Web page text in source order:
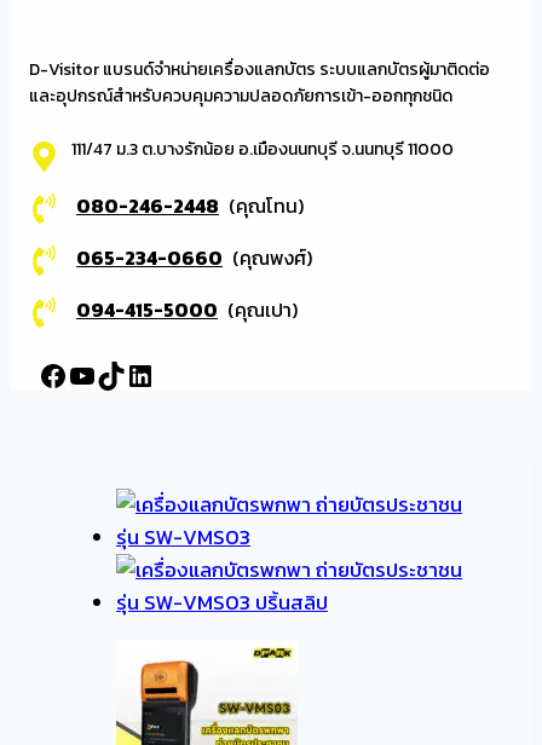
D-Visitor แบรนด์จำหน่ายเครื่องแลกบัตร ระบบแลกบัตรผู้มาติดต่อ
และอุปกรณ์สำหรับควบคุมความปลอดภัยการเข้า-ออกทุกชนิด
111/47 ม.3 ต.บางรักน้อย อ.เมืองนนทบุรี จ.นนทบุรี 11000
080-246-2448 (คุณโทน)
065-234-0660 (คุณพงศ์)
094-415-5000 (คุณเปา)
Facebook
YouTube
TikTokLinkedIn